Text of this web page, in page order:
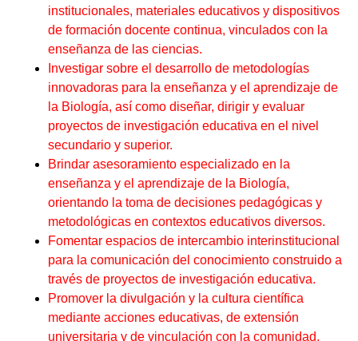
institucionales, materiales educativos y dispositivos
de formación docente continua, vinculados con la
enseñanza de las ciencias.
Investigar sobre el desarrollo de metodologías
innovadoras para la enseñanza y el aprendizaje de
la Biología, así como diseñar, dirigir y evaluar
proyectos de investigación educativa en el nivel
secundario y superior.
Brindar asesoramiento especializado en la
enseñanza y el aprendizaje de la Biología,
orientando la toma de decisiones pedagógicas y
metodológicas en contextos educativos diversos.
Fomentar espacios de intercambio interinstitucional
para la comunicación del conocimiento construido a
través de proyectos de investigación educativa.
Promover la divulgación y la cultura científica
mediante acciones educativas, de extensión
universitaria y de vinculación con la comunidad,